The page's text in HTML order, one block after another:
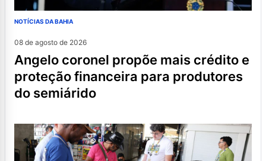
NOTÍCIAS DA BAHIA
08 de agosto de 2026
angelo coronel propõe mais crédito e
proteção financeira para produtores
do semiárido